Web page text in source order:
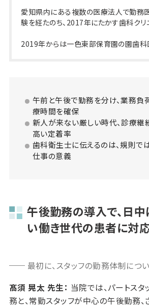
愛知県内にある複数の医療法人で勤務
験を経たのち、2017年にたかす歯科クリ
2019年からは一色東部保育園の園歯科
午前と午後で勤務を分け、業務負
療時間を確保
新人が来ない厳しい時代、診療継
高い定着率
歯科衛生士に伝えるのは、規則で
仕事の意義
午後勤務の導入で、日
い働き世代の患者に対
最初に、スタッフの勤務体制につ
髙須 晃太 先生： 当院では、パートス
務と、常勤スタッフが中心の午後勤務